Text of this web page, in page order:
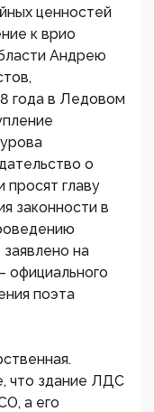
ценностей
к врио
Андрею
года в Ледовом
о
главу
законности в
на
официального
поэта
что здание ЛДС
а его